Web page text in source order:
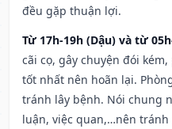
đều gặp thuận lợi.
Từ 17h-19h (Dậu) và từ
cãi cọ, gây chuyện đói
tốt nhất nên hoãn lại.
tránh lây bệnh. Nói chung
luận, việc quan,…nên tránh